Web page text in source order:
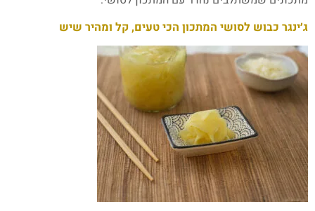
ג׳ינגר כבוש לסושי המתכון הכי טעים, קל ומהיר שיש